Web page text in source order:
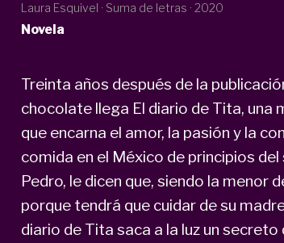
Laura Esquivel · Suma de letras · 2020
Novela
Treinta años después de la
chocolate llega El diario de Tita, una
que encarna el amor, la pasión y la
comida en el México de principios
Pedro, le dicen que, siendo la menor
porque tendrá que cuidar de su
diario de Tita saca a la luz un